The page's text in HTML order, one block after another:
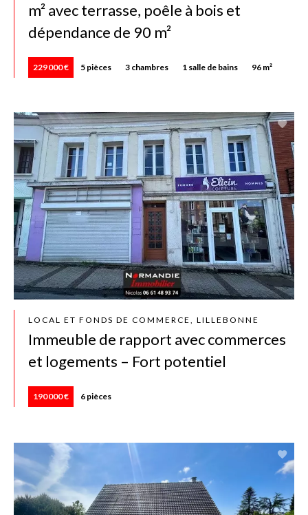
m² avec terrasse, poêle à bois et
dépendance de 90 m²
229 000 € 5 pièces 3 chambres 1 salle de bains 96 m²
LOCAL ET FONDS DE COMMERCE, LILLEBONNE
Immeuble de rapport avec commerces
et logements – Fort potentiel
190 000 € 6 pièces